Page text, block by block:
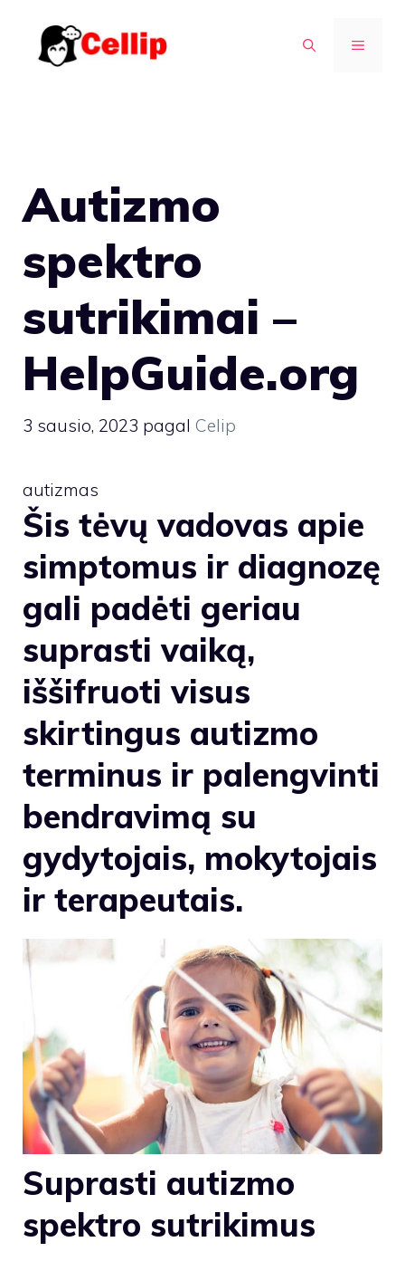
turinio
MENIU
Autizmo
spektro
sutrikimai –
HelpGuide.org
3 sausio, 2023 pagal Celip
autizmas
Šis tėvų vadovas apie
simptomus ir diagnozę
gali padėti geriau
suprasti vaiką,
iššifruoti visus
skirtingus autizmo
terminus ir palengvinti
bendravimą su
gydytojais, mokytojais
ir terapeutais.
Suprasti autizmo
spektro sutrikimus